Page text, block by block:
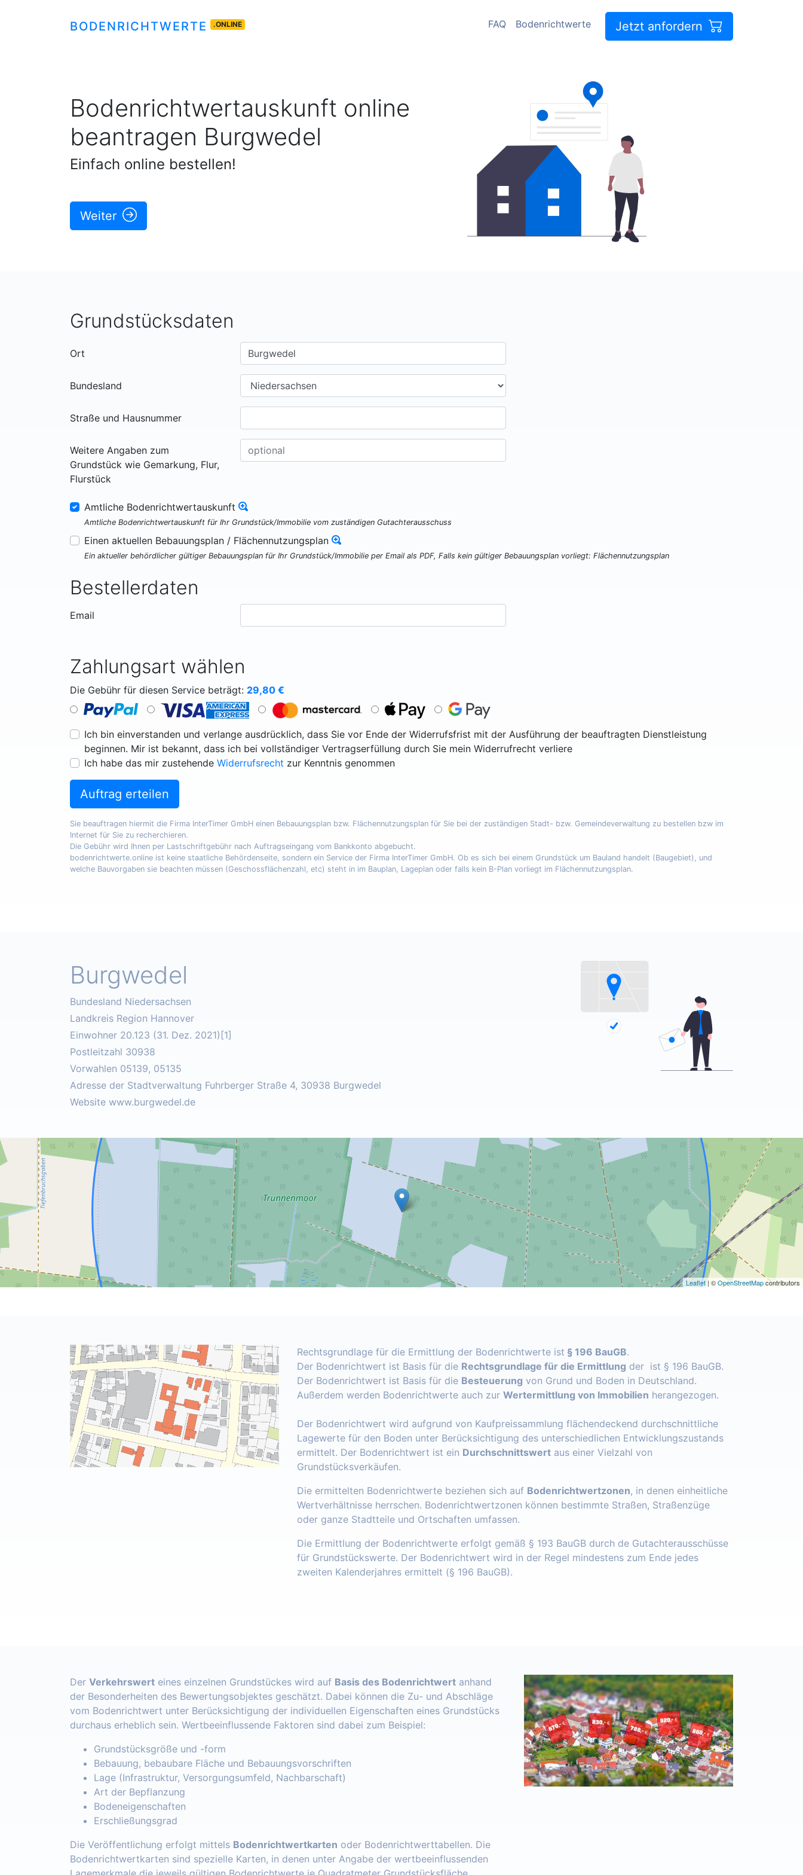
BODENRICHTWERTE .ONLINE FAQ Bodenrichtwerte Jetzt anfordern
Bodenrichtwertauskunft online
beantragen Burgwedel
Einfach online bestellen!
Weiter
Grundstücksdaten
Ort
Bundesland
Straße und Hausnummer
Weitere Angaben zum
Grundstück wie Gemarkung, Flur,
Flurstück
Amtliche Bodenrichtwertauskunft
Amtliche Bodenrichtwertauskunft für Ihr Grundstück/Immobilie vom zuständigen Gutachterausschuss
Einen aktuellen Bebauungsplan / Flächennutzungsplan
Ein aktueller behördlicher gültiger Bebauungsplan für Ihr Grundstück/Immobilie per Email als PDF, Falls kein gültiger Bebauungsplan vorliegt: Flächennutzungsplan
Bestellerdaten
Email
Zahlungsart wählen
Die Gebühr für diesen Service beträgt: 29,80 €
Ich bin einverstanden und verlange ausdrücklich, dass Sie vor Ende der Widerrufsfrist mit der Ausführung der beauftragten Dienstleistung
beginnen. Mir ist bekannt, dass ich bei vollständiger Vertragserfüllung durch Sie mein Widerrufrecht verliere
Ich habe das mir zustehende Widerrufsrecht zur Kenntnis genommen
Auftrag erteilen
Sie beauftragen hiermit die Firma InterTimer GmbH einen Bebauungsplan bzw. Flächennutzungsplan für Sie bei der zuständigen Stadt- bzw. Gemeindeverwaltung zu bestellen bzw im
Internet für Sie zu recherchieren.
Die Gebühr wird Ihnen per Lastschriftgebühr nach Auftragseingang vom Bankkonto abgebucht.
bodenrichtwerte.online ist keine staatliche Behördenseite, sondern ein Service der Firma InterTimer GmbH. Ob es sich bei einem Grundstück um Bauland handelt (Baugebiet), und
welche Bauvorgaben sie beachten müssen (Geschossflächenzahl, etc) steht in im Bauplan, Lageplan oder falls kein B-Plan vorliegt im Flächennutzungsplan.
Burgwedel
Bundesland Niedersachsen
Landkreis Region Hannover
Einwohner 20.123 (31. Dez. 2021)[1]
Postleitzahl 30938
Vorwahlen 05139, 05135
Adresse der Stadtverwaltung Fuhrberger Straße 4, 30938 Burgwedel
Website www.burgwedel.de
Leaflet | ©OpenStreetMapcontributors
Rechtsgrundlage für die Ermittlung der Bodenrichtwerte ist § 196 BauGB.
Der Bodenrichtwert ist Basis für die Rechtsgrundlage für die Ermittlung der ist § 196 BauGB.
Der Bodenrichtwert ist Basis für die Besteuerung von Grund und Boden in Deutschland.
Außerdem werden Bodenrichtwerte auch zur Wertermittlung von Immobilien herangezogen.
Der Bodenrichtwert wird aufgrund von Kaufpreissammlung flächendeckend durchschnittliche
Lagewerte für den Boden unter Berücksichtigung des unterschiedlichen Entwicklungszustands
ermittelt. Der Bodenrichtwert ist ein Durchschnittswert aus einer Vielzahl von
Grundstücksverkäufen.
Die ermittelten Bodenrichtwerte beziehen sich auf Bodenrichtwertzonen, in denen einheitliche
Wertverhältnisse herrschen. Bodenrichtwertzonen können bestimmte Straßen, Straßenzüge
oder ganze Stadtteile und Ortschaften umfassen.
Die Ermittlung der Bodenrichtwerte erfolgt gemäß § 193 BauGB durch de Gutachterausschüsse
für Grundstückswerte. Der Bodenrichtwert wird in der Regel mindestens zum Ende jedes
zweiten Kalenderjahres ermittelt (§ 196 BauGB).
Der Verkehrswert eines einzelnen Grundstückes wird auf Basis des Bodenrichtwert anhand
der Besonderheiten des Bewertungsobjektes geschätzt. Dabei können die Zu- und Abschläge
vom Bodenrichtwert unter Berücksichtigung der individuellen Eigenschaften eines Grundstücks
durchaus erheblich sein. Wertbeeinflussende Faktoren sind dabei zum Beispiel:
Grundstücksgröße und -form
Bebauung, bebaubare Fläche und Bebauungsvorschriften
Lage (Infrastruktur, Versorgungsumfeld, Nachbarschaft)
Art der Bepflanzung
Bodeneigenschaften
Erschließungsgrad
Die Veröffentlichung erfolgt mittels Bodenrichtwertkarten oder Bodenrichtwerttabellen. Die
Bodenrichtwertkarten sind spezielle Karten, in denen unter Angabe der wertbeeinflussenden